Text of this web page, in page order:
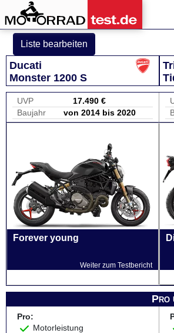
Liste bearbeiten
Ducati
Monster 1200 S
UVP
17.490 €
Baujahr
von 2014 bis 2020
Forever young
Weiter zum Testbericht
Pro
Pro:
Motorleistung